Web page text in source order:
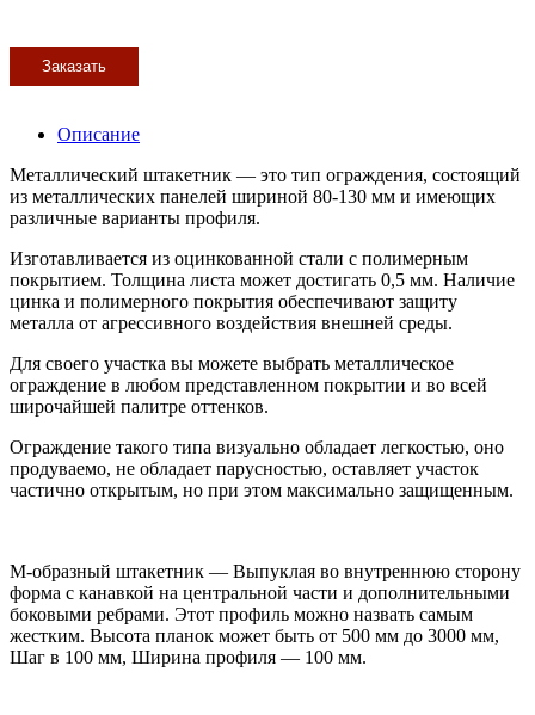
Заказать
Описание
Металлический штакетник — это тип ограждения, состоящий
из металлических панелей шириной 80-130 мм и имеющих
различные варианты профиля.
Изготавливается из оцинкованной стали с полимерным
покрытием. Толщина листа может достигать 0,5 мм. Наличие
цинка и полимерного покрытия обеспечивают защиту
металла от агрессивного воздействия внешней среды.
Для своего участка вы можете выбрать металлическое
ограждение в любом представленном покрытии и во всей
широчайшей палитре оттенков.
Ограждение такого типа визуально обладает легкостью, оно
продуваемо, не обладает парусностью, оставляет участок
частично открытым, но при этом максимально защищенным.
М-образный штакетник — Выпуклая во внутреннюю сторону
форма с канавкой на центральной части и дополнительными
боковыми ребрами. Этот профиль можно назвать самым
жестким. Высота планок может быть от 500 мм до 3000 мм,
Шаг в 100 мм, Ширина профиля — 100 мм.